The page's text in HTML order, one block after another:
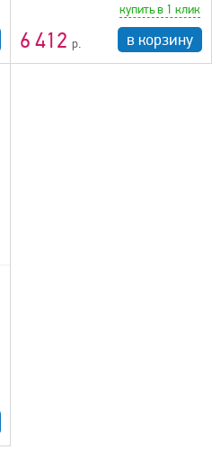
6 412
купить в 1 клик
в корзину